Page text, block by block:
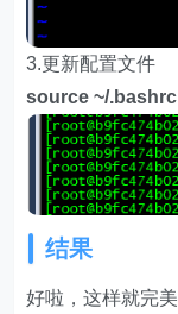
3.更新配置文件
source ~/.bashrc
结果
好啦，这样就完